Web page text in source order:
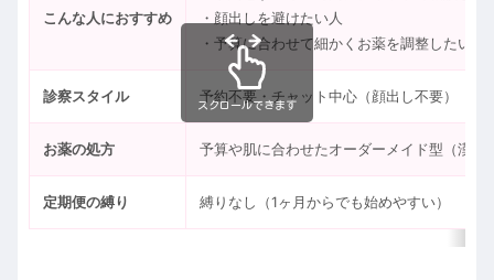
こんな人におすすめ
・顔出しを避けたい人
・予算に合わせて細かくお薬を調整したい人
診察スタイル 予約不要・チャット中心（顔出し不要）
お薬の処方 予算や肌に合わせたオーダーメイド型（漢方
定期便の縛り 縛りなし（1ヶ月からでも始めやすい）
スクロールできます